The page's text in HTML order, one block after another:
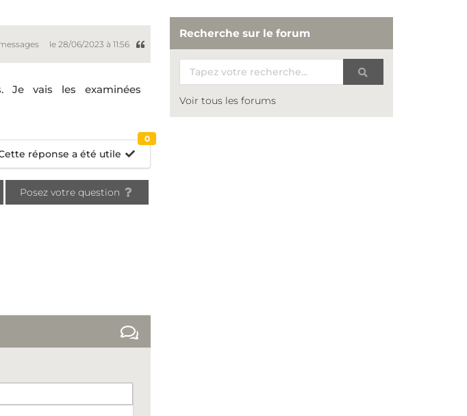
le 28/06/2023 à 11:56
Je vais les examinées
réponse a été utile
0
Posez votre question
Recherche sur le forum
Voir tous les forums